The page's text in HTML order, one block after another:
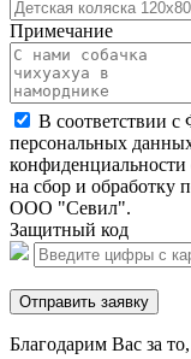
Примечание
В соответствии
персональных
конфиденциальности
на сбор и обработку
ООО "Севил".
Защитный код
Отправить заявку
Благодарим Вас за